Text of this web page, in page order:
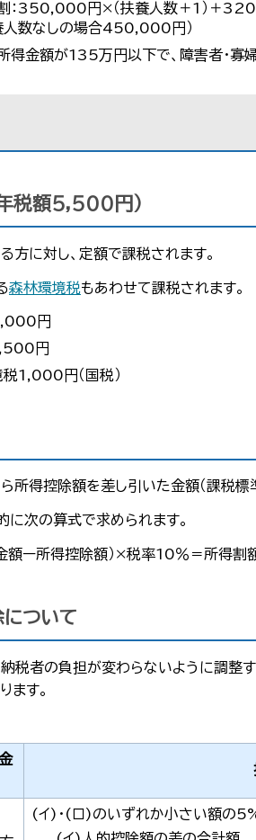
：350,000円×（扶養人数＋1）＋
人数なしの場合450,000円）
得金額が135万円以下で、障害者・寡
税額5,500円）
方に対し、定額で課税されます。
森林環境税もあわせて課税されます。
円
円
1,000円（国税）
所得控除額を差し引いた金額（課税標
に次の算式で求められます。
額ー所得控除額）×税率10％＝所得割
ついて
税者の負担が変わらないように調整
ます。
(イ)・(ロ)のいずれか小さい額の